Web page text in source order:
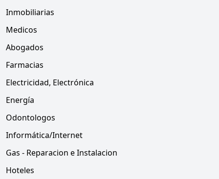
Inmobiliarias
Medicos
Abogados
Farmacias
Electricidad, Electrónica
Energía
Odontologos
Informática/Internet
Gas - Reparacion e Instalacion
Hoteles